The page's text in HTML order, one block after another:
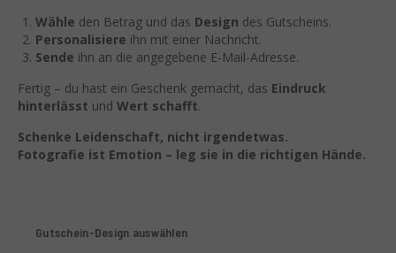
Wähle den Betrag und das Design des Gutscheins.
Personalisiere ihn mit einer Nachricht.
Sende ihn an die angegebene E-Mail-Adresse.
Fertig – du hast ein Geschenk gemacht, das Eindruck
hinterlässt und Wert schafft.
Schenke Leidenschaft, nicht irgendetwas.
Fotografie ist Emotion – leg sie in die richtigen Hände.
Gutschein-Design auswählen